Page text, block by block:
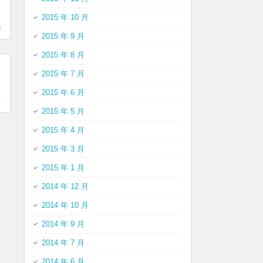
2015 年 10 月
2015 年 9 月
2015 年 8 月
2015 年 7 月
2015 年 6 月
2015 年 5 月
2015 年 4 月
2015 年 3 月
2015 年 1 月
2014 年 12 月
2014 年 10 月
2014 年 9 月
2014 年 7 月